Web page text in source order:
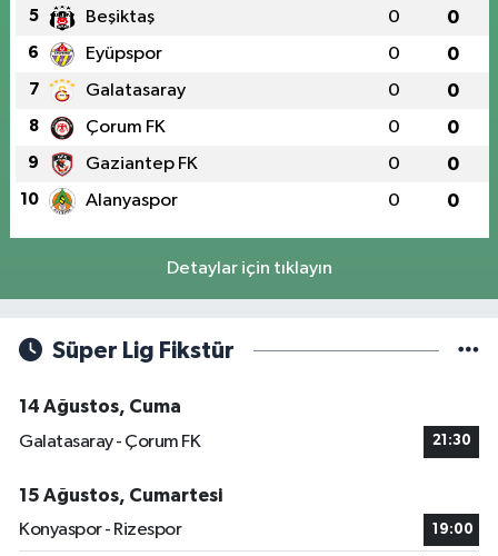
5 Beşiktaş 0 0
6 Eyüpspor 0 0
7 Galatasaray 0 0
8 Çorum FK 0 0
9 Gaziantep FK 0 0
10 Alanyaspor 0 0
Detaylar için tıklayın
Süper Lig Fikstür
14 Ağustos, Cuma
Galatasaray - Çorum FK
21:30
15 Ağustos, Cumartesi
Konyaspor - Rizespor
19:00